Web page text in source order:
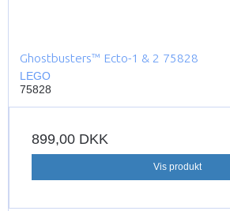
Ghostbusters™ Ecto-1 & 2 75828
LEGO
75828
899,00 DKK
Vis produkt